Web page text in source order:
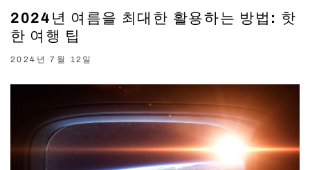
2024년 여름을 최대한 활용하는 방법: 핫
한 여행 팁
2024년 7월 12일